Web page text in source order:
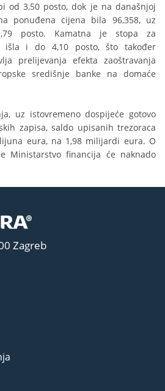
od 3,50 posto, dok je na današnjoj
ponuđena cijena bila 96,358, uz
posto. Kamatna je stopa za
išla i do 4,10 posto, što također
prelijevanja efekta zaoštravanja
središnje banke na domaće
uz istovremeno dospijeće gotovo
zapisa, saldo upisanih trezoraca
eura, na 1,98 milijardi eura. O
Ministarstvo financija će naknado
Zagreb